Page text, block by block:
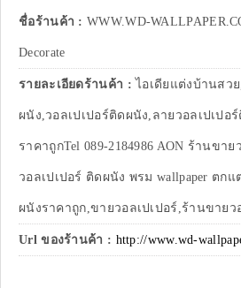
ชื่อร้านค้า : WWW.WD-
Decorate
รายละเอียดร้านค้า :ไอเดียแต่งบ้านสว
ผนัง,วอลเปเปอร์ติดผนัง,ลายวอลเปเปอ
ราคาถูกTel 089-2184986 AON ร้านขา
วอลเปเปอร์ ติดผนัง พรม wallpaper ตก
ผนังราคาถูก,ขายวอลเปเปอร์,ร้านขายว
Url ของร้านค้า : http://www.wd-